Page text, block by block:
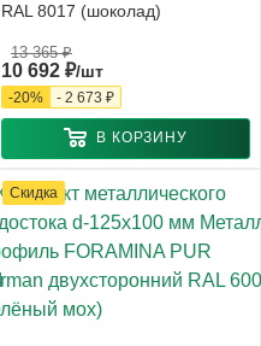
RAL 8017 (шоколад)
10 692 ₽/шт
13 365₽
-20% - 2 673 ₽
В КОРЗИНУ
Скидка